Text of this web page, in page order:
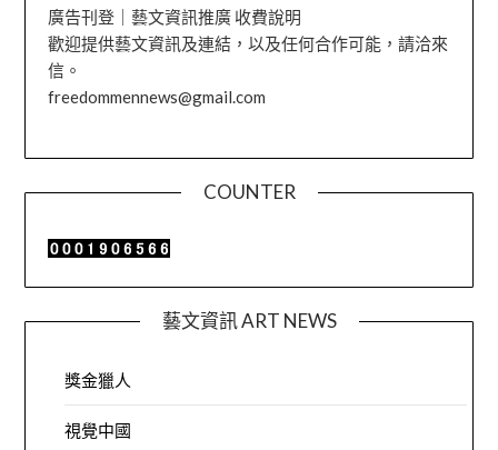
廣告刊登｜藝文資訊推廣 收費說明
歡迎提供藝文資訊及連結，以及任何合作可能，請洽來
信。
freedommennews@gmail.com
COUNTER
藝文資訊 ART NEWS
獎金獵人
視覺中國